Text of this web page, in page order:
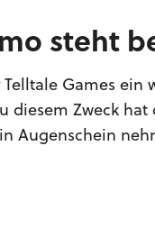
steht
Games
diesem Zweck
Augenschein